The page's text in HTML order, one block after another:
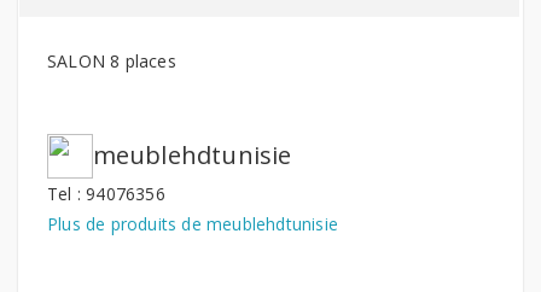
SALON 8 places
meublehdtunisie
Tel : 94076356
Plus de produits de meublehdtunisie